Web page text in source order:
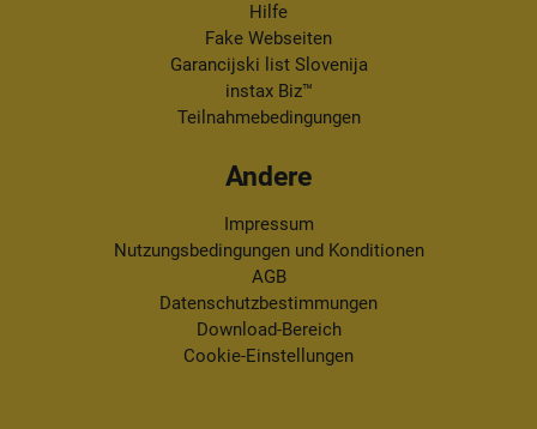
Hilfe
Fake Webseiten
Garancijski list Slovenija
instax Biz™
Teilnahmebedingungen
Andere
Impressum
Nutzungsbedingungen und Konditionen
AGB
Datenschutzbestimmungen
Download-Bereich
Cookie-Einstellungen